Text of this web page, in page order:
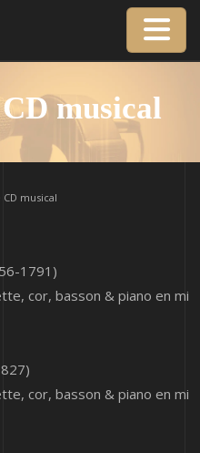
musical
musical
1791)
cor, basson & piano en mi
cor, basson & piano en mi